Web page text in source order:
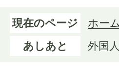
現在のページ ホー
あしあと
外国